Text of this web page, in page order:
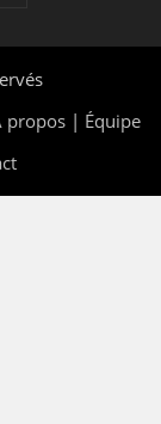
propos | Équipe